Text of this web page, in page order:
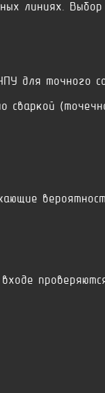
линиях.
для точного
сваркой